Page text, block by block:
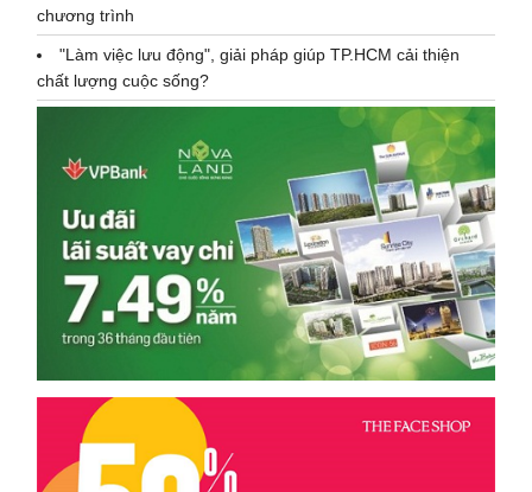
chương trình
"Làm việc lưu động", giải pháp giúp TP.HCM cải thiện
chất lượng cuộc sống?